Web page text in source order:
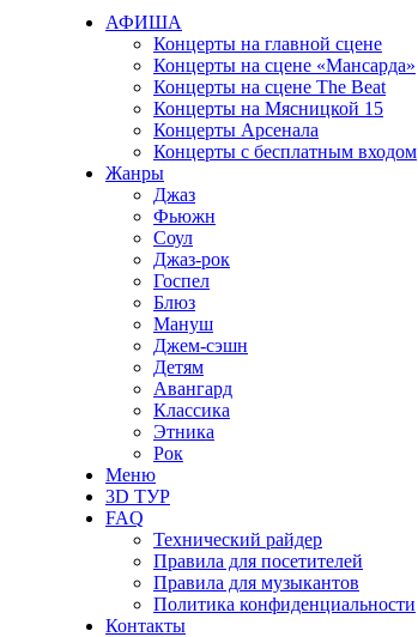
АФИША
Концерты на главной сцене
Концерты на сцене «Мансарда»
Концерты на сцене The Beat
Концерты на Мясницкой 15
Концерты Арсенала
Концерты с бесплатным входом
Жанры
Джаз
Фьюжн
Соул
Джаз-рок
Госпел
Блюз
Мануш
Джем-сэшн
Детям
Авангард
Классика
Этника
Рок
Меню
3D ТУР
FAQ
Технический райдер
Правила для посетителей
Правила для музыкантов
Политика конфиденциальности
Контакты